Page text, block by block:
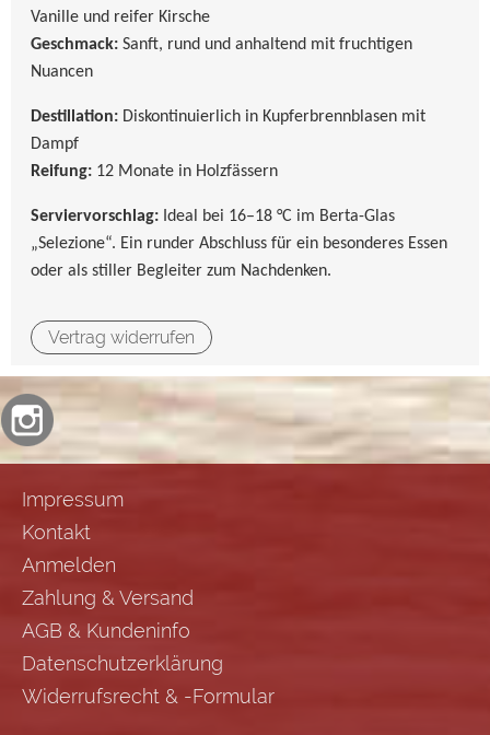
Vanille und reifer Kirsche
Geschmack: Sanft, rund und anhaltend mit fruchtigen
Nuancen
Destillation: Diskontinuierlich in Kupferbrennblasen mit
Dampf
Reifung: 12 Monate in Holzfässern
Serviervorschlag: Ideal bei 16–18 °C im Berta-Glas
„Selezione“. Ein runder Abschluss für ein besonderes Essen
oder als stiller Begleiter zum Nachdenken.
Vertrag widerrufen
Impressum
Kontakt
Anmelden
Zahlung & Versand
AGB & Kundeninfo
Datenschutzerklärung
Widerrufsrecht & -Formular